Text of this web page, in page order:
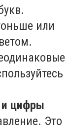
или
цифры
Это